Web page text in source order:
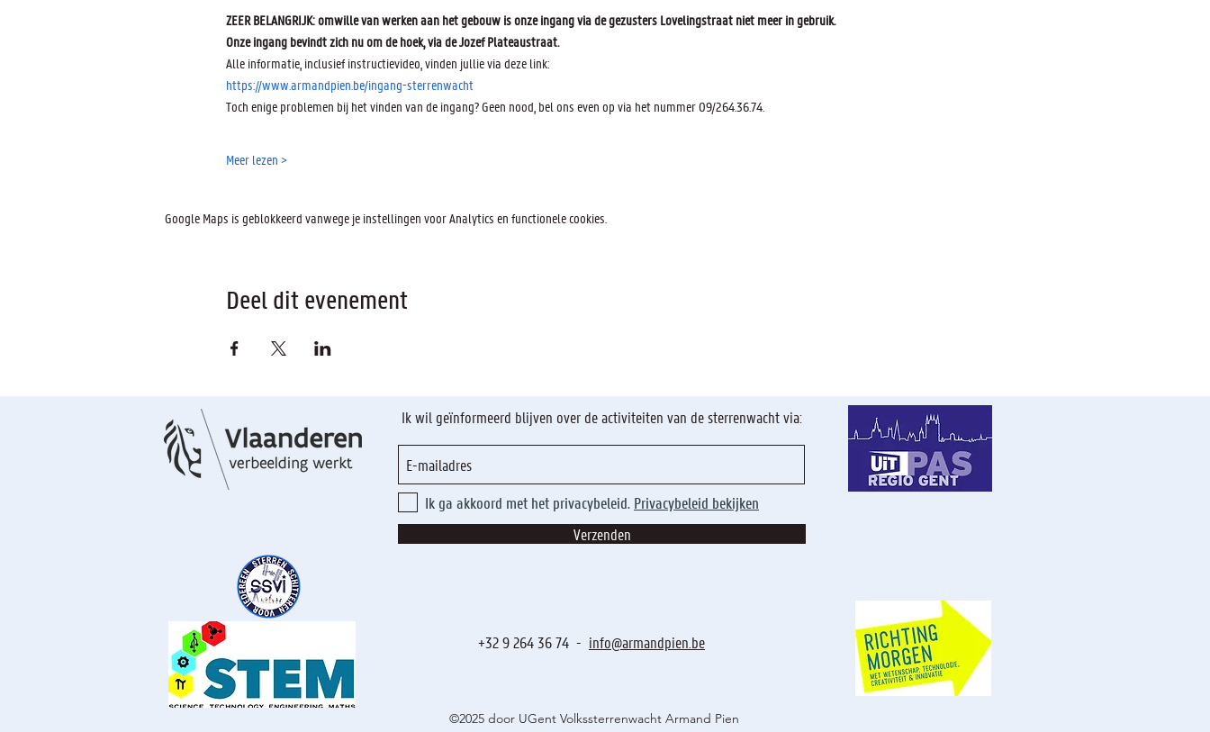
ZEER BELANGRIJK: omwille van werken aan het gebouw is onze ingang via de gezusters Lovelingstraat niet meer in gebruik.
Onze ingang bevindt zich nu om de hoek, via de Jozef Plateaustraat.
Alle informatie, inclusief instructievideo, vinden jullie via deze link:
https://www.armandpien.be/ingang-sterrenwacht
Toch enige problemen bij het vinden van de ingang? Geen nood, bel ons even op via het nummer 09/264.36.74.
Meer lezen >
Google Maps is geblokkeerd vanwege je instellingen voor Analytics en functionele cookies.
Deel dit evenement
Ik wil geïnformeerd blijven over de activiteiten van de sterrenwacht via:
Ik ga akkoord met het privacybeleid. Privacybeleid bekijken
Verzenden
+32 9 264 36 74 - info@armandpien.be
©2025 door UGent Volkssterrenwacht Armand Pien